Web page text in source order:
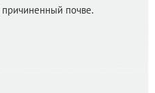
почве.